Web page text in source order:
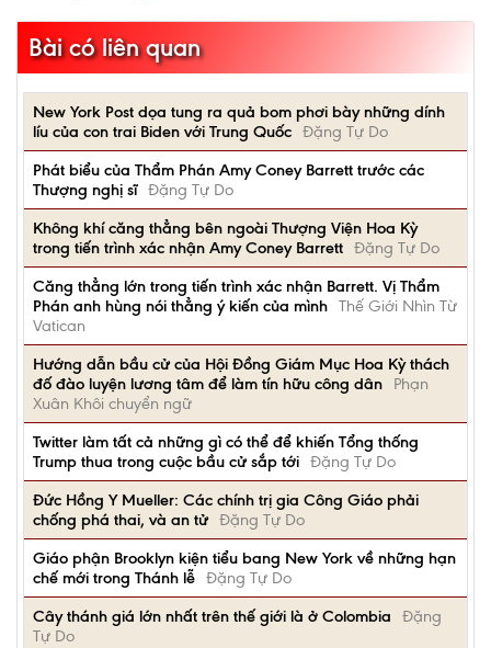
Bài có liên quan
New York Post dọa tung ra quả bom phơi bày những dính
líu của con trai Biden với Trung Quốc Đặng Tự Do
Phát biểu của Thẩm Phán Amy Coney Barrett trước các
Thượng nghị sĩ Đặng Tự Do
Không khí căng thẳng bên ngoài Thượng Viện Hoa Kỳ
trong tiến trình xác nhận Amy Coney Barrett Đặng Tự Do
Căng thẳng lớn trong tiến trình xác nhận Barrett. Vị Thẩm
Phán anh hùng nói thẳng ý kiến của mình Thế Giới Nhìn Từ
Vatican
Hướng dẫn bầu cử của Hội Đồng Giám Mục Hoa Kỳ thách
đố đào luyện lương tâm để làm tín hữu công dân
Phạn
Xuân Khôi chuyển ngữ
Twitter làm tất cả những gì có thể để khiến Tổng thống
Trump thua trong cuộc bầu cử sắp tới Đặng Tự Do
Đức Hồng Y Mueller: Các chính trị gia Công Giáo phải
chống phá thai, và an tử Đặng Tự Do
Giáo phận Brooklyn kiện tiểu bang New York về những hạn
chế mới trong Thánh lễ Đặng Tự Do
Cây thánh giá lớn nhất trên thế giới là ở Colombia
Đặng
Tự Do